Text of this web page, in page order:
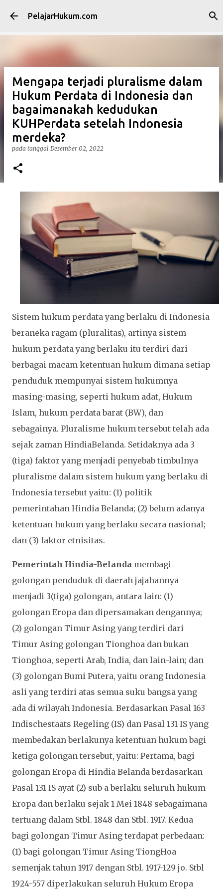
PelajarHukum.com
Mengapa terjadi pluralisme dalam
Hukum Perdata di Indonesia dan
bagaimanakah kedudukan
KUHPerdata setelah Indonesia
merdeka?
pada tanggal Desember 02, 2022
Sistem hukum perdata yang berlaku di Indonesia
beraneka ragam (pluralitas), artinya sistem
hukum perdata yang berlaku itu terdiri dari
berbagai macam ketentuan hukum dimana setiap
penduduk mempunyai sistem hukumnya
masing-masing, seperti hukum adat, Hukum
Islam, hukum perdata barat (BW), dan
sebagainya. Pluralisme hukum tersebut telah ada
sejak zaman HindiaBelanda. Setidaknya ada 3
(tiga) faktor yang menjadi penyebab timbulnya
pluralisme dalam sistem hukum yang berlaku di
Indonesia tersebut yaitu: (1) politik
pemerintahan Hindia Belanda; (2) belum adanya
ketentuan hukum yang berlaku secara nasional;
dan (3) faktor etnisitas.
Pemerintah Hindia-Belanda membagi
golongan penduduk di daerah jajahannya
menjadi 3(tiga) golongan, antara lain: (1)
golongan Eropa dan dipersamakan dengannya;
(2) golongan Timur Asing yang terdiri dari
Timur Asing golongan Tionghoa dan bukan
Tionghoa, seperti Arab, India, dan lain-lain; dan
(3) golongan Bumi Putera, yaitu orang Indonesia
asli yang terdiri atas semua suku bangsa yang
ada di wilayah Indonesia. Berdasarkan Pasal 163
Indischestaats Regeling (IS) dan Pasal 131 IS yang
membedakan berlakunya ketentuan hukum bagi
ketiga golongan tersebut, yaitu: Pertama, bagi
golongan Eropa di Hindia Belanda berdasarkan
Pasal 131 IS ayat (2) sub a berlaku seluruh hukum
Eropa dan berlaku sejak 1 Mei 1848 sebagaimana
tertuang dalam Stbl. 1848 dan Stbl. 1917. Kedua
bagi golongan Timur Asing terdapat perbedaan:
(1) bagi golongan Timur Asing TiongHoa
semenjak tahun 1917 dengan Stbl. 1917-129 jo. Stbl
1924-557 diperlakukan seluruh Hukum Eropa